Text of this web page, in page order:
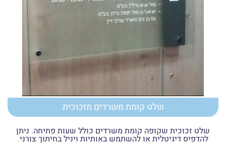
שלט קומת משרדים מזכוכית
שלט זכוכית שקופה קומת משרדים כולל שעות פתיחה. ניתן
להדפיס דיגיטלית או להשתמש באותיות ויניל בחיתוך צורני.